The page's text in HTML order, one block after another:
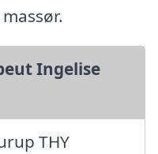
Ingelise
THY